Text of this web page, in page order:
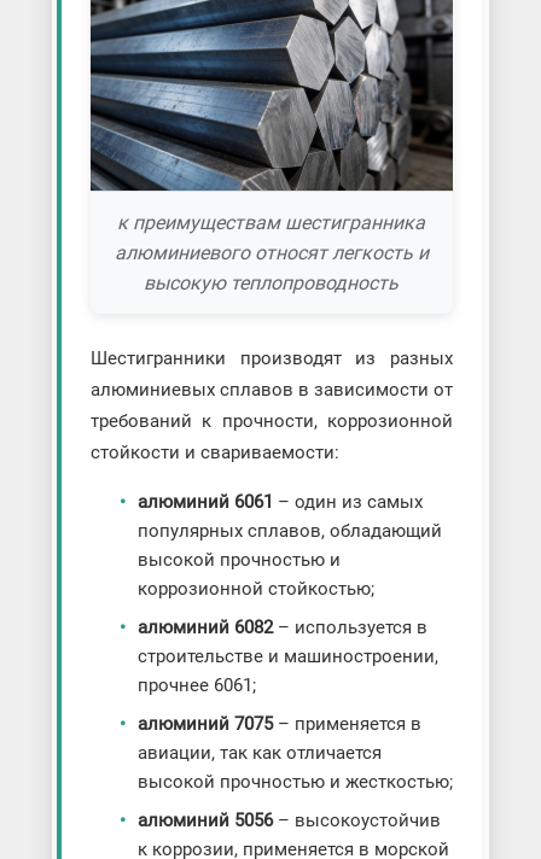
к преимуществам шестигранника
алюминиевого относят легкость и
высокую теплопроводность
Шестигранники производят из разных
алюминиевых сплавов в зависимости от
требований к прочности, коррозионной
стойкости и свариваемости:
алюминий 6061 – один из самых
популярных сплавов, обладающий
высокой прочностью и
коррозионной стойкостью;
алюминий 6082– используется в
строительстве и машиностроении,
прочнее 6061;
алюминий 7075– применяется в
авиации, так как отличается
высокой прочностью и жесткостью;
алюминий 5056– высокоустойчив
к коррозии, применяется в морской